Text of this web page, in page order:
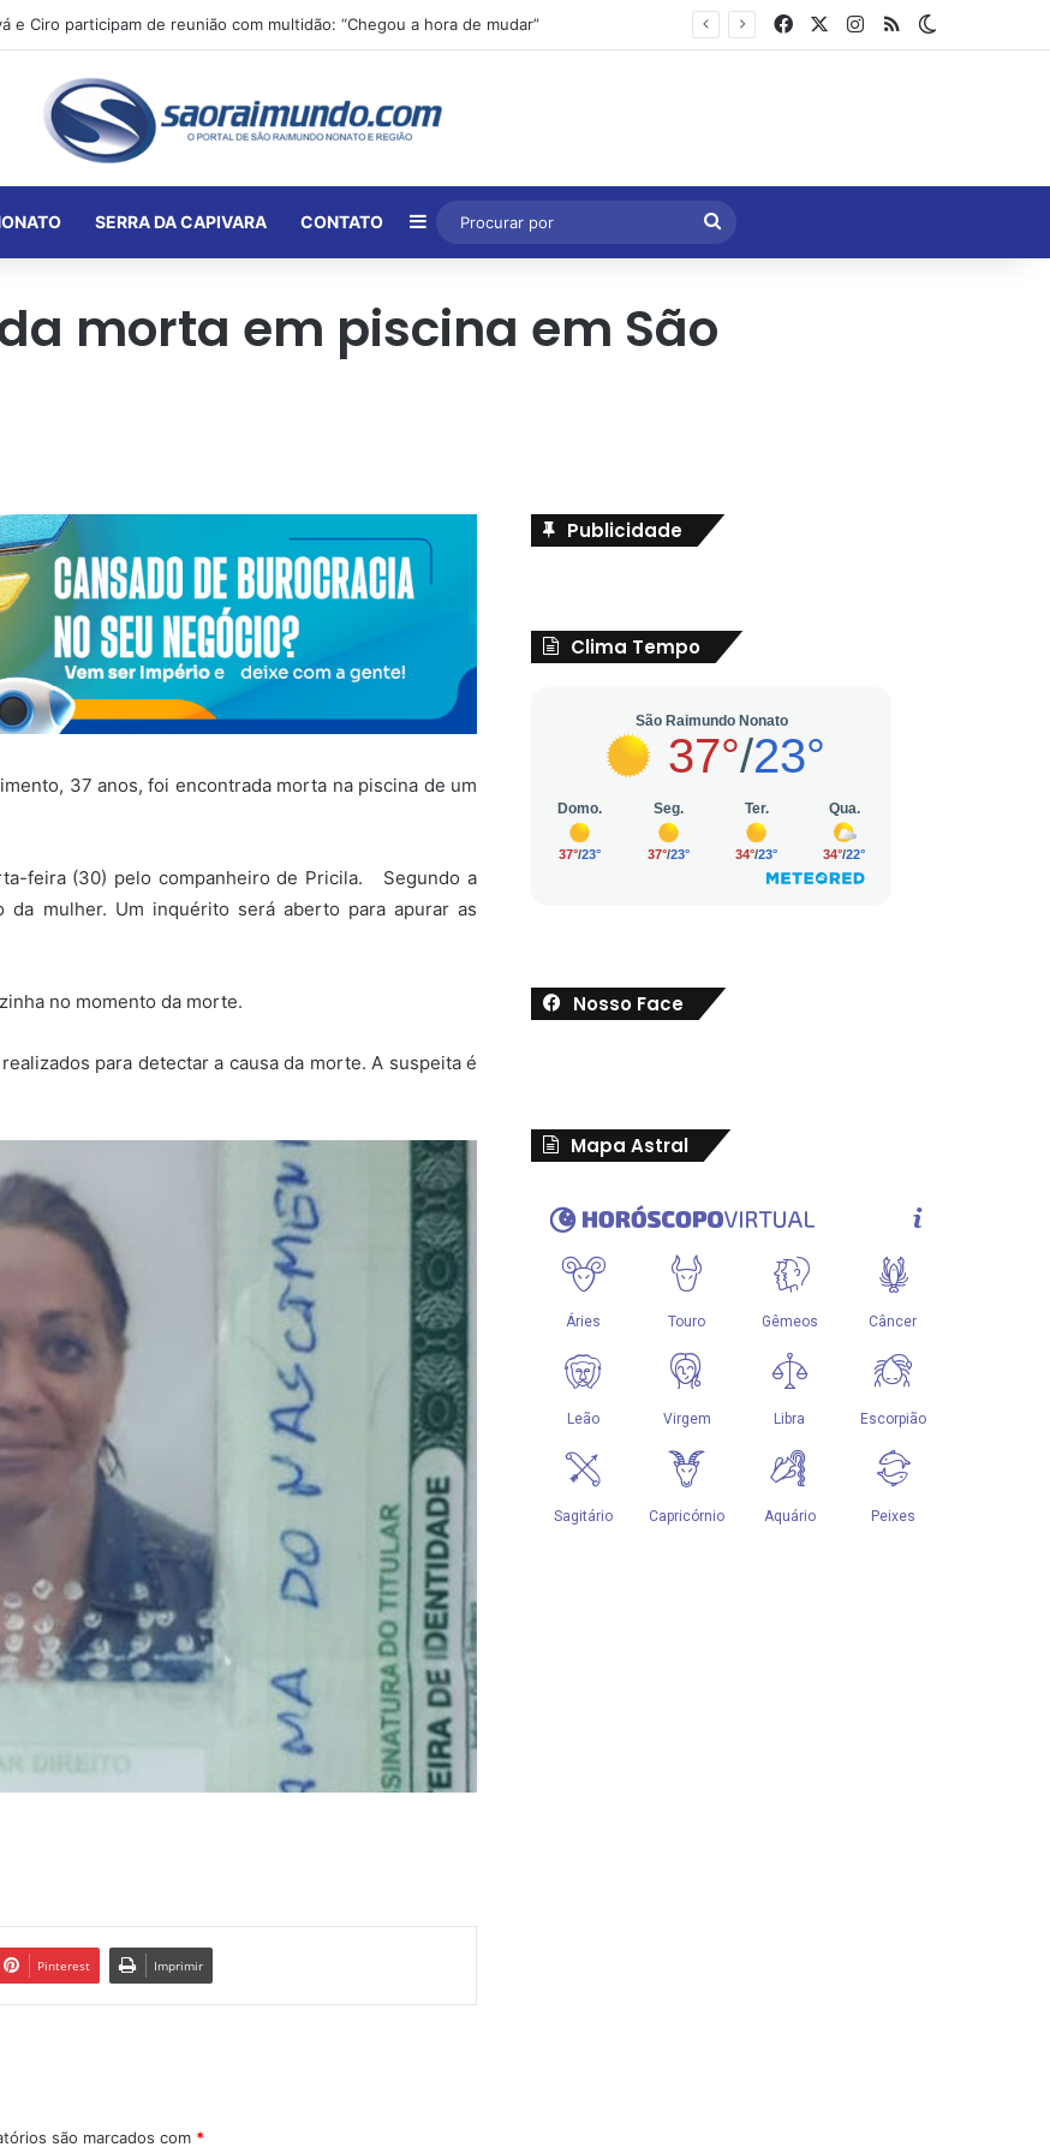
FacebookInstagram
RSS
SERRA DA CAPIVARA CONTATO Barra Lateral
Procurar
por
morta em piscina em São
37 anos, foi encontrada morta na piscina de um
feira (30) pelo companheiro de Pricila. Segundo a
mulher. Um inquérito será aberto para apurar as
no momento da morte.
para detectar a causa da morte. A suspeita é
Pinterest Imprimir
são marcados com *
Publicidade
Clima Tempo
Nosso Face
Mapa Astral